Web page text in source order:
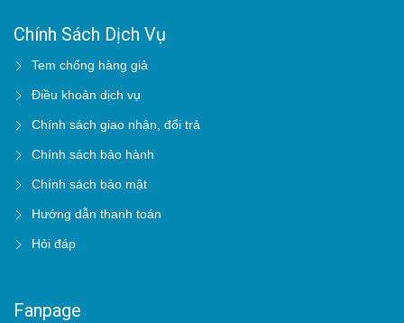
Chính Sách Dịch Vụ
Tem chống hàng giả
Điều khoản dịch vụ
Chính sách giao nhận, đổi trả
Chính sách bảo hành
Chính sách bảo mật
Hướng dẫn thanh toán
Hỏi đáp
Fanpage